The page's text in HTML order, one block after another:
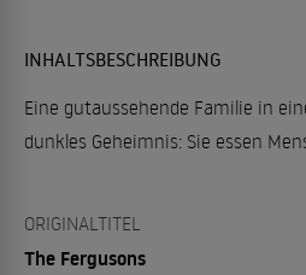
INHALTSBESCHREIBUNG
Eine gutaussehende Familie in
dunkles Geheimnis: Sie essen
ORIGINALTITEL
The Fergusons